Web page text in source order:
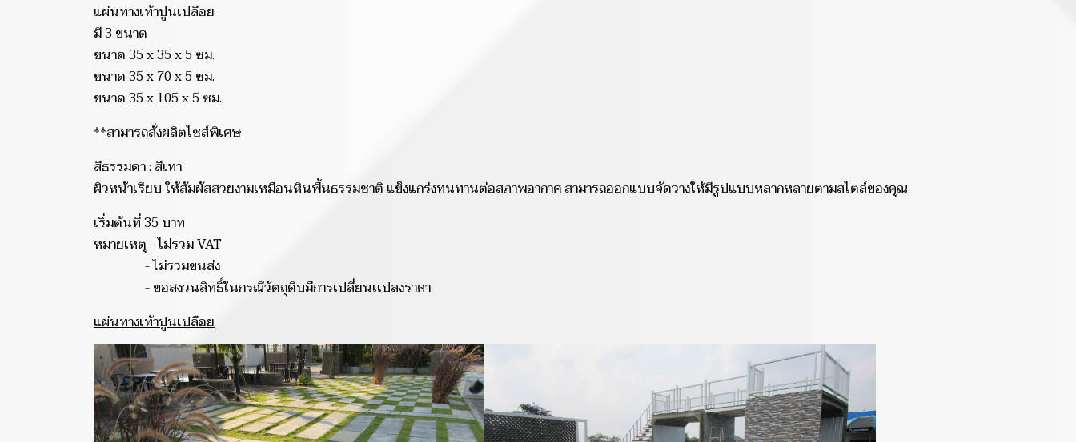
แผ่นทางเท้าปูนเปลือย
มี 3 ขนาด
ขนาด 35 x 35 x 5 ซม.
ขนาด 35 x 70 x 5 ซม.
ขนาด 35 x 105 x 5 ซม.
**สามารถสั่งผลิตไซส์พิเศษ
สีธรรมดา : สีเทา
ผิวหน้าเรียบ ให้สัมผัสสวยงามเหมือนหินพื้นธรรมชาติ แข็งแกร่งทนทานต่อสภาพอากาศ สามารถออกแบบจัดวางให้มีรูปแบบหลากหลายตามสไตล์ของคุณ
เริ่มต้นที่ 35 บาท
หมายเหตุ - ไม่รวม VAT
- ไม่รวมขนส่ง
- ขอสงวนสิทธิ์ในกรณีวัตถุดิบมีการเปลี่ยนเเปลงราคา
แผ่นทางเท้าปูนเปลือย